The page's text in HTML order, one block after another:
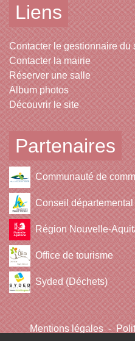
Liens
Contacter le gestionnaire du
Contacter la mairie
Réserver une salle
Album photos
Découvrir le site
Partenaires
Communauté de
Conseil départemental
Région Nouvelle-
Office de tourisme
Syded (Déchets)
Mentions légales -